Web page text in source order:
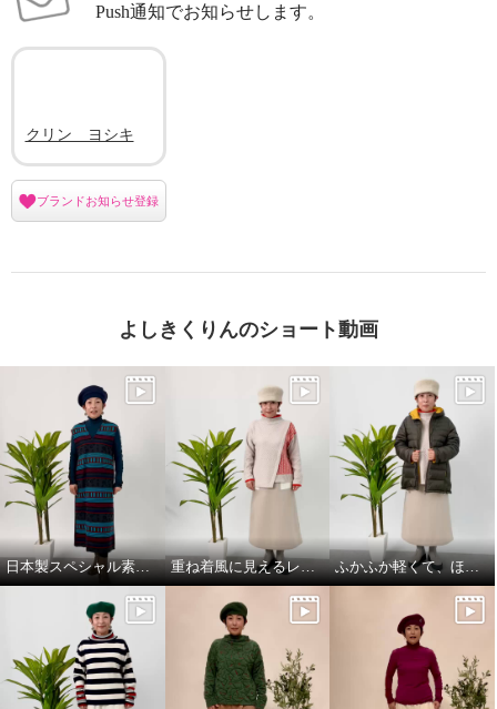
Push通知でお知らせします。
クリン ヨシキ
ブランドお知らせ登録
よしきくりんのショート動画
日本製スペシャル素材のジャンパースカート！ 重ね着風に見えるレイヤードデザインのニットプルオーバー！ ふかふか軽くて、ほっこり暖かい、dot柄いっぱいのライトダウンミドルコート！